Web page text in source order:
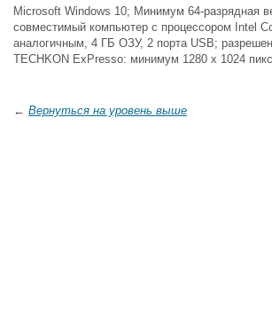
Microsoft Windows 10; Минимум 64-разрядная
совместимый компьютер с процессором Intel
аналогичным, 4 ГБ ОЗУ, 2 порта USB;
TECHKON ExPresso: минимум 1280 x 1024
← Вернуться на уровень выше